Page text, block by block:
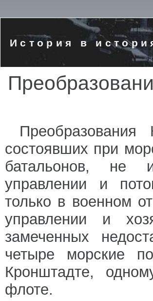
История в
состоявших при
батальонов, не
управлении и
только в военном
управлении и
замеченных
четыре морские
Кронштадте,
флоте.